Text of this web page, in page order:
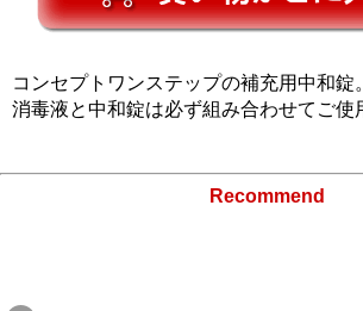
コンセプトワンステップの補充用中和錠。
消毒液と中和錠は必ず組み合わせてご使
Recommend